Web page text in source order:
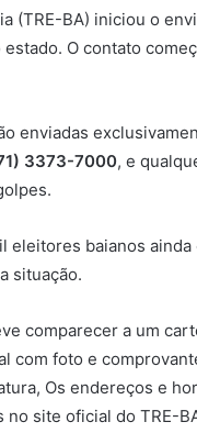
(TRE-BA) iniciou o
O contato
enviadas
3373-7000, e
baianos
situação.
comparecer a um
com foto e
Os endereços e
site oficial do TRE-